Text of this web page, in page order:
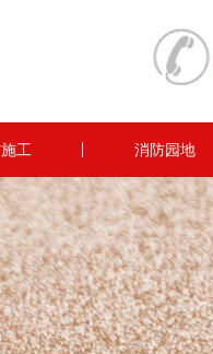
工 消防园地